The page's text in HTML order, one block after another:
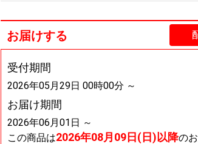
お届けする
受付期間
2026年05月29日 00時00分 ～
お届け期間
2026年06月01日 ～
この商品は2026年08月09日(日)以降の